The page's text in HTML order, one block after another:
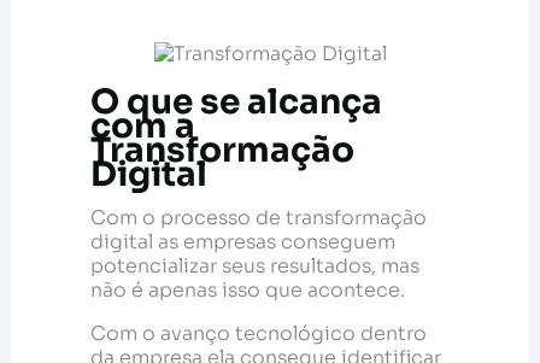
O que se alcança
com a
Transformação
Digital
Com o processo de transformação
digital as empresas conseguem
potencializar seus resultados, mas
não é apenas isso que acontece.
Com o avanço tecnológico dentro
da empresa ela consegue identificar